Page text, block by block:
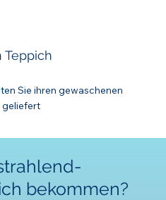
Teppich
Sie ihren gewaschenen
geliefert
bekommen?